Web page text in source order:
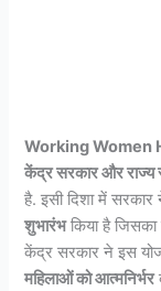
Working Women
केंद्र सरकार और राज्य
है. इसी दिशा में सरकार
शुभारंभकिया है
केंद्र सरकार ने इस
महिलाओं को आत्मनिर्भर